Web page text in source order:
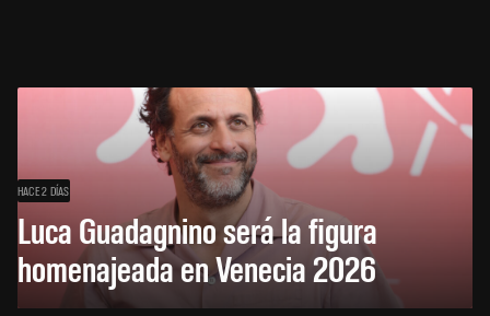
HACE 2 DÍAS
Luca Guadagnino será la figura
homenajeada en Venecia 2026